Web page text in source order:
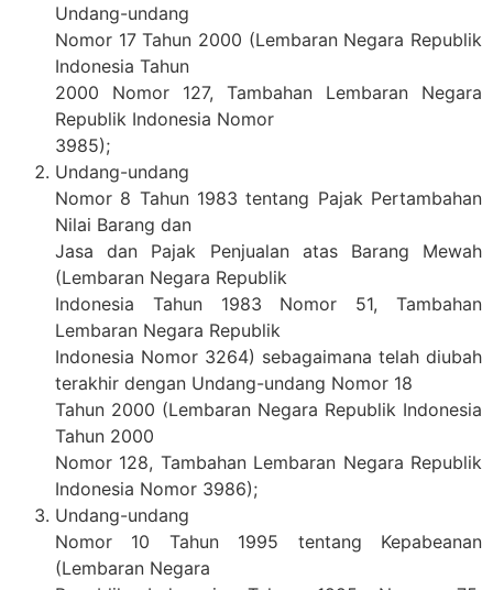
Undang-undang
Nomor 17 Tahun 2000 (Lembaran Negara Republik
Indonesia Tahun
2000 Nomor 127, Tambahan Lembaran Negara
Republik Indonesia Nomor
3985);
Undang-undang
Nomor 8 Tahun 1983 tentang Pajak Pertambahan
Nilai Barang dan
Jasa dan Pajak Penjualan atas Barang Mewah
(Lembaran Negara Republik
Indonesia Tahun 1983 Nomor 51, Tambahan
Lembaran Negara Republik
Indonesia Nomor 3264) sebagaimana telah diubah
terakhir dengan Undang-undang Nomor 18
Tahun 2000 (Lembaran Negara Republik Indonesia
Tahun 2000
Nomor 128, Tambahan Lembaran Negara Republik
Indonesia Nomor 3986);
Undang-undang
Nomor 10 Tahun 1995 tentang Kepabeanan
(Lembaran Negara